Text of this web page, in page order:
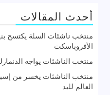
أحدث المقالات
منتخب ناشئات السلة يكتسح
الأفروباسكت
منتخب الناشئات يواجه
منتخب الناشئات يخسر من
العالم لليد